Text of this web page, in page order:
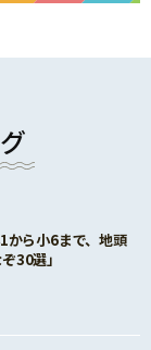
から小6まで、地頭
30選」